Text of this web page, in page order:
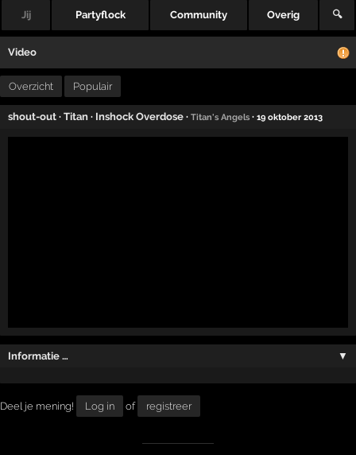
Jij Partyflock Community Overig 🔍
Video
Overzicht Populair
shout-out ·Titan · Inshock Overdose ·Titan's Angels ·19 oktober 2013
Informatie … ▼
Deel je mening! Log in of registreer